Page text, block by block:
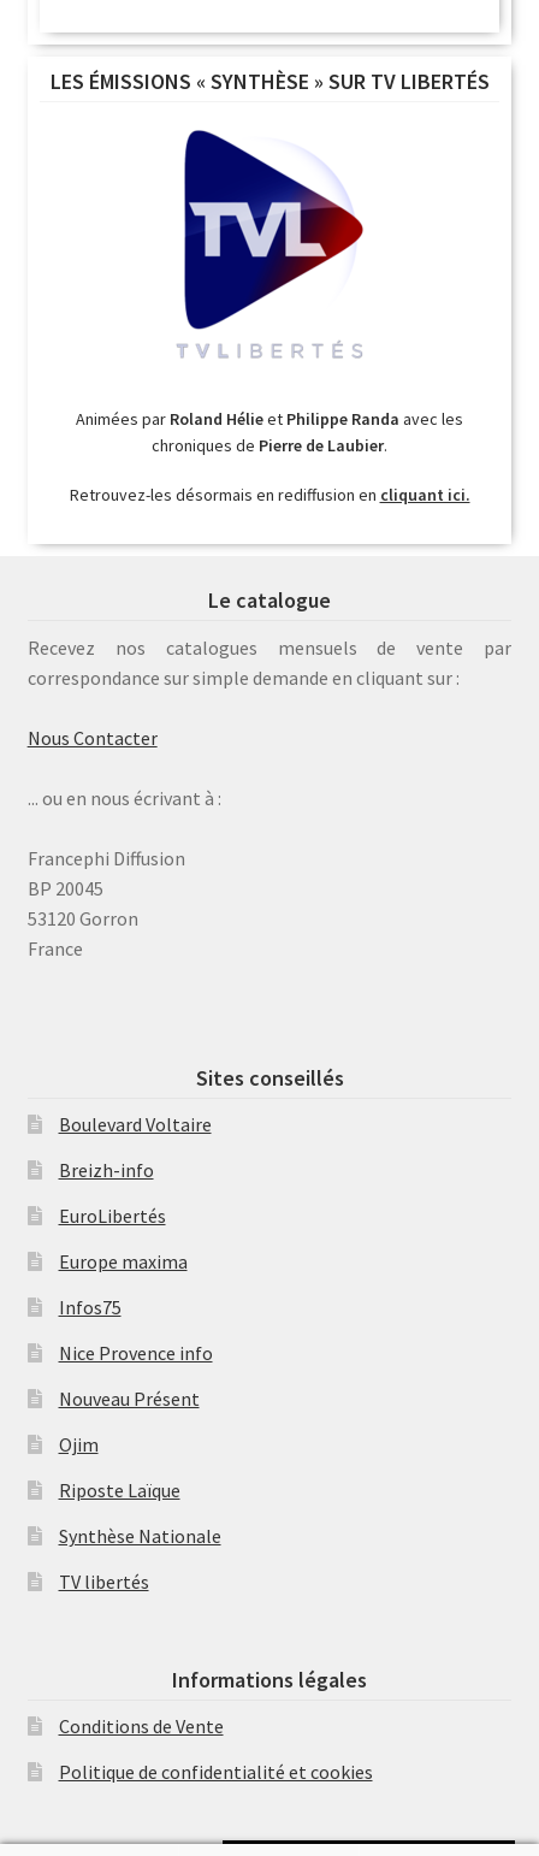
LES ÉMISSIONS « SYNTHÈSE » SUR TV LIBERTÉS
Animées par Roland Hélieet Philippe Randa avec les
chroniques de Pierre de Laubier.
Retrouvez-les désormais en rediffusion en cliquant ici.
Le catalogue
Recevez nos catalogues mensuels de vente par
correspondance sur simple demande en cliquant sur :
Nous Contacter
... ou en nous écrivant à :
Francephi Diffusion
BP 20045
53120 Gorron
France
Sites conseillés
Boulevard Voltaire
Breizh-info
EuroLibertés
Europe maxima
Infos75
Nice Provence info
Nouveau Présent
Ojim
Riposte Laïque
Synthèse Nationale
TV libertés
Informations légales
Conditions de Vente
Politique de confidentialité et cookies